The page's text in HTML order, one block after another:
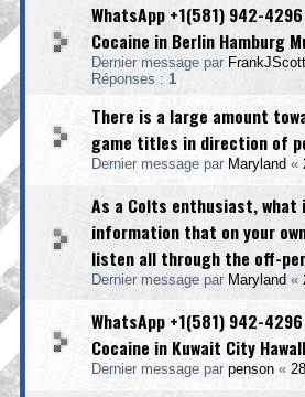
WhatsApp +1(581) 942-
Cocaine in Berlin Hamburg
Dernier message par FrankJScott
Réponses : 1
There is a large amount
game titles in direction of
Dernier message par Maryland «
As a Colts enthusiast,
information that on your
listen all through the off-
Dernier message par Maryland «
WhatsApp +1(581) 942-
Cocaine in Kuwait City
Dernier message par penson «